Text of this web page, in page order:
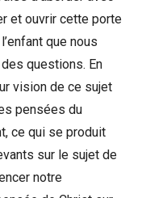
et ouvrir cette porte
que nous
questions. En
vision de ce sujet
pensées du
ce qui se produit
sur le sujet de
notre